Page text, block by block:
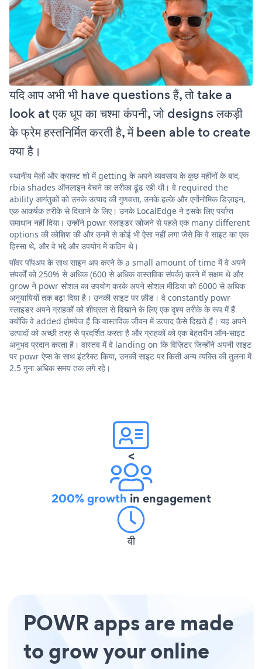
यदि आप अभी भी have questions हैं, तो take a
look at एक धूप का चश्मा कंपनी, जो designs लकड़ी
के फ्रेम हस्तनिर्मित करती है, में been able to create
क्या है।
स्थानीय मेलों और क्राफ्ट शो में getting के अपने व्यवसाय के कुछ महीनों के बाद,
rbia shades ऑनलाइन बेचने का तरीका ढूंढ रही थी। वे required the
ability आगंतुकों को उनके उत्पाद की गुणवत्ता, उनके हल्के और एर्गोनोमिक डिज़ाइन,
एक आकर्षक तरीके से दिखाने के लिए। उनके LocalEdge ने इसके लिए पर्याप्त
समाधान नहीं दिया। उन्होंने powr स्लाइडर खोजने से पहले एक many different
options की कोशिश की और उनमें से कोई भी ऐसा नहीं लगा जैसे कि वे साइट का एक
हिस्सा थे, और वे भद्दे और उपयोग में कठिन थे।
पॉवर पॉपअप के साथ साइन अप करने के a small amount of time में वे अपने
संपर्कों को 250% से अधिक (600 से अधिक वास्तविक संपर्क) करने में सक्षम थे और
grow ने powr सोशल का उपयोग करके अपने सोशल मीडिया को 6000 से अधिक
अनुयायियों तक बढ़ा दिया है। उनकी साइट पर फ़ीड। वे constantly powr
स्लाइडर अपने ग्राहकों को शीघ्रता से दिखाने के लिए एक दृश्य तरीके के रूप में हैं
क्योंकि वे added होमपेज हैं कि वास्तविक जीवन में उत्पाद कैसे दिखते हैं। यह अपने
उत्पादों को अच्छी तरह से प्रदर्शित करता है और ग्राहकों को एक बेहतरीन ऑन-साइट
अनुभव प्रदान करता है। वास्तव में वे landing on कि विज़िटर जिन्होंने अपनी साइट
पर powr ऐप्स के साथ इंटरैक्ट किया, उनकी साइट पर किसी अन्य व्यक्ति की तुलना में
2.5 गुना अधिक समय तक लगे रहे।
<
200% growth in engagement
वी
POWR apps are made
to grow your online